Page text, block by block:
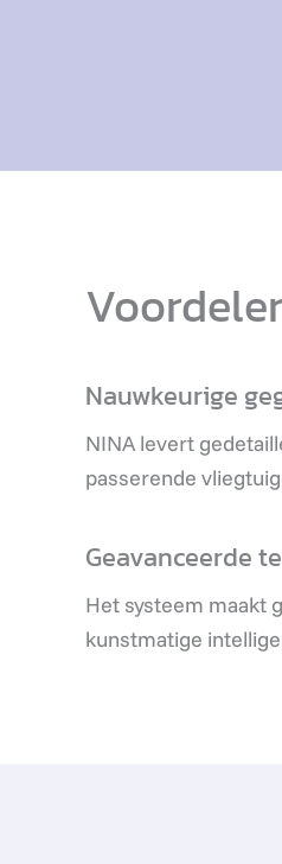
Nauwkeurige
NINA levert
passerende
Geavanceerde
Het systeem maakt
kunstmatige